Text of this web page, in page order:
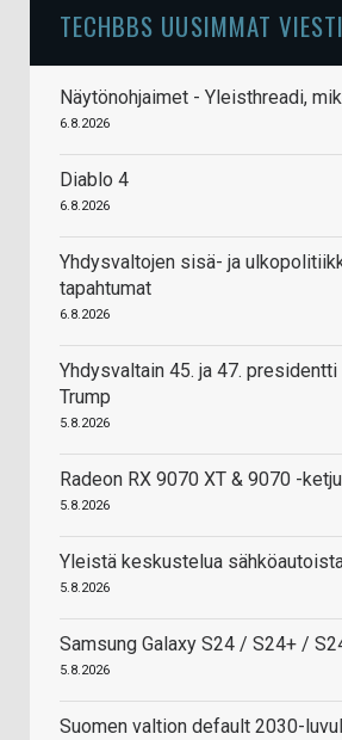
TECHBBS UUSIMMAT
Näytönohjaimet - Yleisthreadi,
6.8.2026
Diablo 4
6.8.2026
Yhdysvaltojen sisä- ja
tapahtumat
6.8.2026
Yhdysvaltain 45. ja 47. presidentti
Trump
5.8.2026
Radeon RX 9070 XT & 9070 -
5.8.2026
Yleistä keskustelua
5.8.2026
Samsung Galaxy S24 / S24+ /
5.8.2026
Suomen valtion default 2030-